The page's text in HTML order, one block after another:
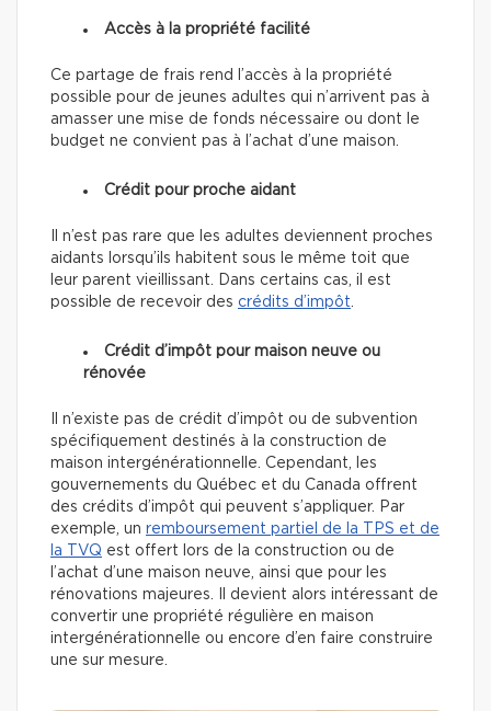
Accès à la propriété facilité
Ce partage de frais rend
l’accès à la propriété
possible pour de jeunes adultes qui n’arrivent pas à
amasser une mise de fonds nécessaire ou dont le
budget ne convient pas à l’achat d’une maison.
Crédit pour proche aidant
Il n’est pas rare que les adultes deviennent proches
aidants lorsqu’ils habitent sous le même toit que
leur parent vieillissant. Dans certains cas, il est
possible de recevoir des crédits d’impôt
Crédit d’impôt pour maison neuve ou
rénovée
Il n’existe pas de crédit d’impôt ou de subvention
spécifiquement destinés à la construction de
maison intergénérationnelle. Cependant, les
gouvernements du Québec et du Canada offrent
des crédits d’impôt qui peuvent s’appliquer. Par
exemple, un remboursement partiel de la TPS et de
la TVQ est offert lors de la construction ou de
l’achat d’une maison neuve, ainsi que pour les
rénovations majeures. Il devient alors intéressant de
convertir une propriété régulière en maison
intergénérationnelle ou encore d’en faire construire
une sur mesure.